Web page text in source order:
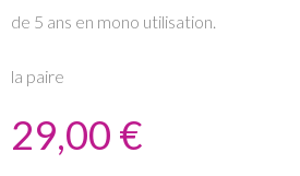
de 5 ans en mono utilisation.
la paire
29,00 €